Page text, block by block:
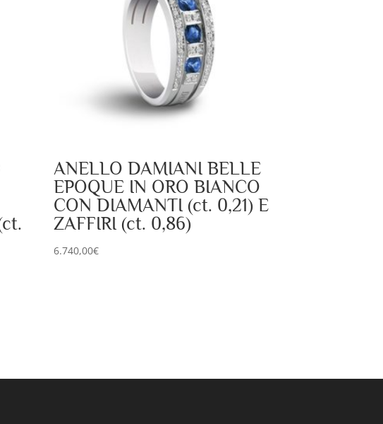
ANELLO DAMIANI BELLE
EPOQUE IN ORO BIANCO
CON DIAMANTI (ct. 0,21) E
ZAFFIRI (ct. 0,86)
6.740,00€